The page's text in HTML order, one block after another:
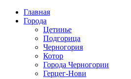
Главная
Города
Цетинье
Подгорица
Черногория
Котор
Города Черногории
Герцег-Нови